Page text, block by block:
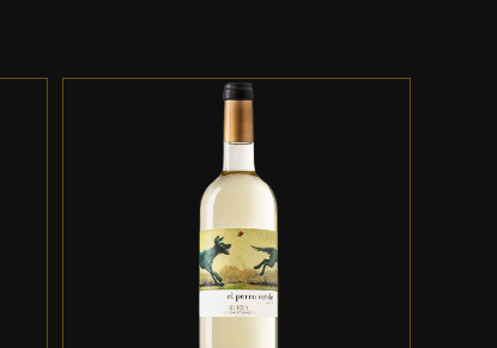
ADD TO CART DETALLES